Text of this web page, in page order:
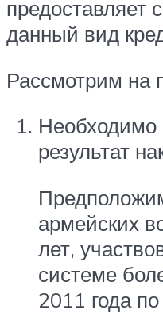
предоставляет
данный вид
Рассмотрим на
Необходимо
результат
армейских
лет,
системе
2011 года